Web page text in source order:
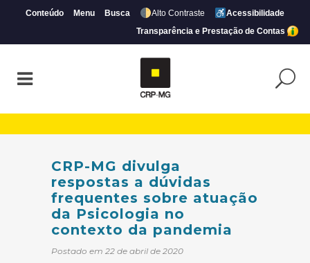
Conteúdo Menu Busca Alto Contraste
Acessibilidade
Transparência e Prestação de Contas
CRP-MG divulga
respostas a dúvidas
frequentes sobre atuação
da Psicologia no
contexto da pandemia
Postado em 22 de abril de 2020